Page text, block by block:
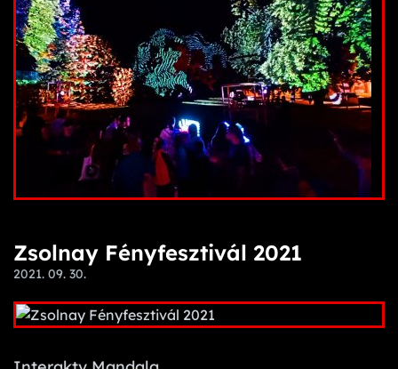
Zsolnay Fényfesztivál 2021
2021. 09. 30.